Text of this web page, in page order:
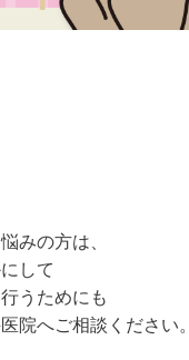
みの方は、
して
うためにも
院へご相談ください。